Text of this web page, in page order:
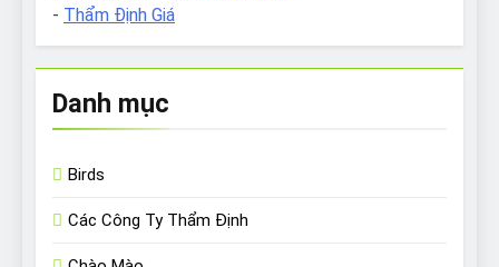
- Thẩm Định Giá
Danh mục
Birds
Các Công Ty Thẩm Định